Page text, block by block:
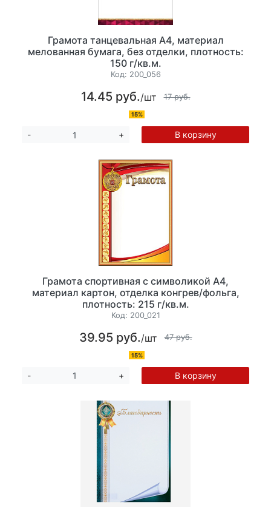
Грамота танцевальная А4, материал
мелованная бумага, без отделки, плотность:
150 г/кв.м.
Код: 200_056
14.45 руб./шт 17 руб.
15%
- + В корзину
Грамота спортивная с символикой А4,
материал картон, отделка конгрев/фольга,
плотность: 215 г/кв.м.
Код: 200_021
39.95 руб./шт 47 руб.
15%
- + В корзину